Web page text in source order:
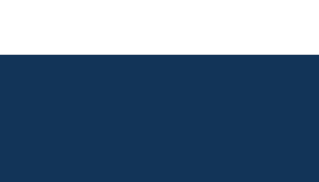
Farnost Žlutice